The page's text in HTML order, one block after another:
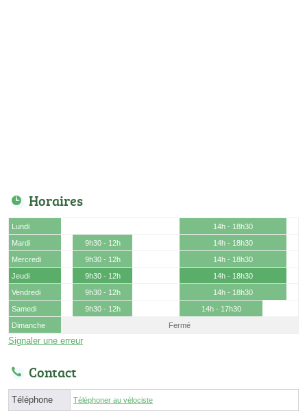
Horaires
Lundi
14h - 18h30
Mardi
9h30 - 12h
14h - 18h30
Mercredi
9h30 - 12h
14h - 18h30
Jeudi
9h30 - 12h
14h - 18h30
Vendredi
9h30 - 12h
14h - 18h30
Samedi
9h30 - 12h
14h - 17h30
Dimanche
Fermé
Signaler une erreur
Contact
Téléphone Téléphoner au vélociste